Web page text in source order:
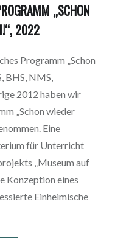
„SCHON
2022
Programm „Schon
BHS, NMS,
2012 haben wir
„Schon wieder
Eine
für Unterricht
„Museum auf
Konzeption eines
Einheimische